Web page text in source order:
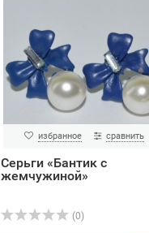
избранное сравнить
Серьги «Бантик с
жемчужиной»
(0)